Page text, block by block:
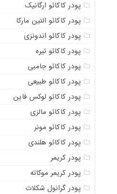
پودر کاکائو ارگانیک
پودر کاکائو التین مارکا
پودر کاکائو اندونزی
پودر کاکائو تیره
پودر کاکائو جامبی
پودر کاکائو طبیعی
پودر کاکائو لوکس فاین
پودر کاکائو مالزی
پودر کاکائو مونر
پودر کاکائو هلندی
پودر کریمر
پودر کریمر موکاته
پودر گرانول شکلات